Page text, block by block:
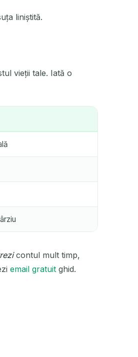
liniștită.
vieții tale. Iată o
contul mult timp,
email gratuit ghid.